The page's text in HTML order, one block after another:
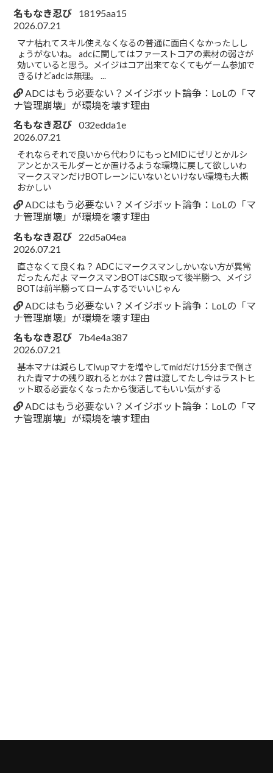
名もなき忍び
18195aa15
2026.07.21
マナ枯れてスキル使えなくなるの普通に面白くなかったしし
ょうがないね。 adcに関してはファーストコアの素材の弱さが
効いていると思う。メイジはコア出来てなくてもゲーム参加で
きるけどadcは無理。 ...
ADCはもう必要ない？メイジボット論争：LoLの「マ
ナ管理崩壊」が環境を壊す理由
名もなき忍び 032edda1e
2026.07.21
それならそれで良いから代わりにもっとMIDにゼリとかルシ
アンとかスモルダーとか置けるような環境に戻して欲しいわ
マークスマンだけBOTレーンにいないといけない環境も大概
おかしい
ADCはもう必要ない？メイジボット論争：LoLの「マ
ナ管理崩壊」が環境を壊す理由
名もなき忍び
22d5a04ea
2026.07.21
直さなくて良くね？ ADCにマークスマンしかいない方が異常
だったんだよ マークスマンBOTはCS取って後半勝つ、メイジ
BOTは前半勝ってロームするでいいじゃん
ADCはもう必要ない？メイジボット論争：LoLの「マ
ナ管理崩壊」が環境を壊す理由
名もなき忍び
7b4e4a387
2026.07.21
基本マナは減らしてlvupマナを増やしてmidだけ15分まで倒さ
れた青マナの残り取れるとかは？昔は渡してたし今はラストヒ
ット取る必要なくなったから復活してもいい気がする
ADCはもう必要ない？メイジボット論争：LoLの「マ
ナ管理崩壊」が環境を壊す理由